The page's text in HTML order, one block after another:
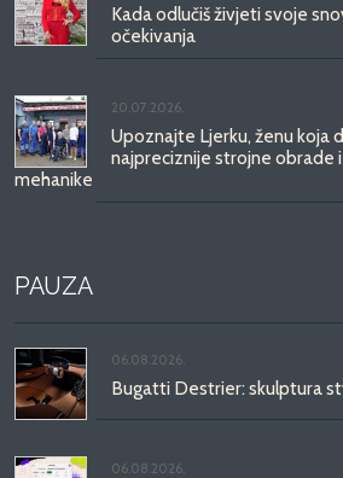
Kada odlučiš živjeti svoje
očekivanja
20.07.2026.
Upoznajte Ljerku, ženu koja
najpreciznije strojne obrade
mehanike
PAUZA
06.08.2026.
Bugatti Destrier: skulptura
06.08.2026.